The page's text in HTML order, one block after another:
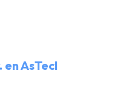
en AsTecI